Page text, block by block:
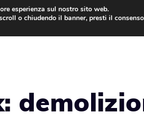
esperienza sul nostro sito web.
o chiudendo il banner, presti il